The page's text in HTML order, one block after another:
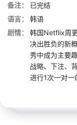
备注：
已完结
语言：
韩语
剧情：
韩国Netflix周
决出胜负的新
秀中成为主要
战略、下注、
进行1次一对一